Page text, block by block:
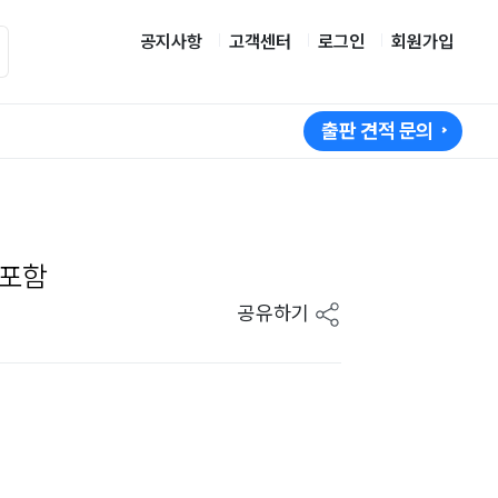
공지사항 고객센터 로그인 회원가입
출판 견적 문의
함
공유하기